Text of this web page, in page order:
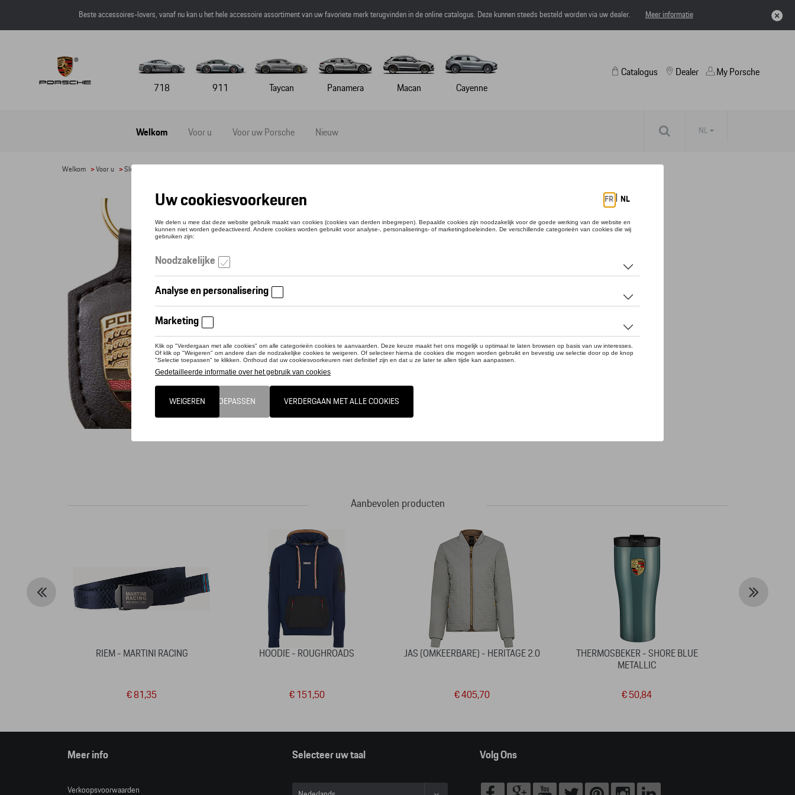
Beste accessoires-lovers, vanaf nu kan u het hele accessoire assortiment van uw favoriete merk terugvinden in de online catalogus. Deze kunnen steeds besteld worden via uw dealer. Meer informatie
718 911 Taycan Panamera Macan Cayenne
Catalogus
Welkom Voor u Voor uw Porsche Nieuw
Dealer My Porsche
NL
Welkom >Voor u >Sleutelhangers en lanyards
SLEUTELHANGER CREST, ZWART
Referentie: WAP0500900E
Contacteer uw dealer om te bestellen
Aanbevolen producten
RIEM - MARTINI RACING
€ 81,35
HOODIE - ROUGHROADS
€ 151,50
JAS (OMKEERBARE) - HERITAGE 2.0
€ 405,70
THERMOSBEKER - SHORE BLUE
METALLIC
€ 50,84
Meer info
Verkoopsvoorwaarden
Selecteer uw taal Volg Ons